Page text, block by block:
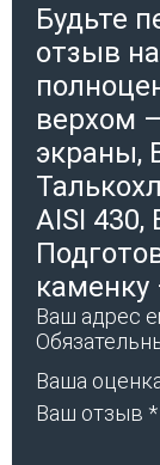
Будьте
отзыв
верхом
экраны,
AISI
каменку
Ваш адрес
Ваша
Ваш отзыв *